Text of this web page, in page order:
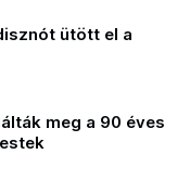
ütött el a
meg a 90 éves